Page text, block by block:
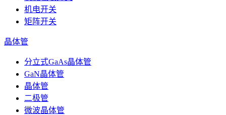
机电开关
矩阵开关
晶体管
分立式GaAs晶体管
GaN晶体管
晶体管
二极管
微波晶体管